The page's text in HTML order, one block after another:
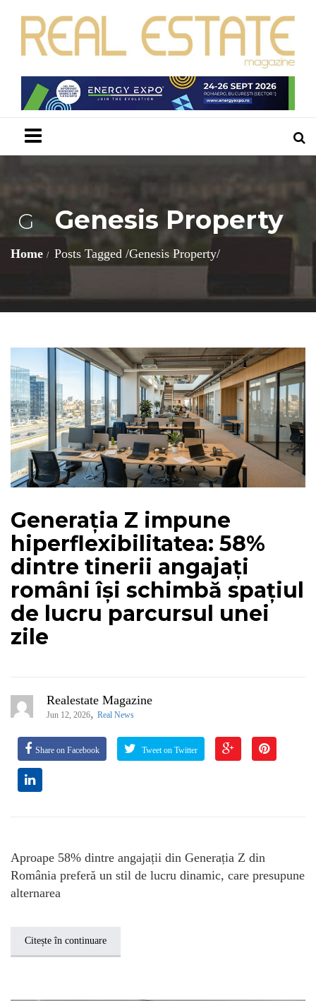
G Genesis Property
Home Posts Tagged /Genesis Property/
Generația Z impune
hiperflexibilitatea: 58%
dintre tinerii angajați
români își schimbă spațiul
de lucru parcursul unei
zile
Realestate Magazine
Jun 12, 2026, Real News
Share on Facebook Tweet on Twitter
Aproape 58% dintre angajații din Generația Z din
România preferă un stil de lucru dinamic, care presupune
alternarea
Citește în continuare